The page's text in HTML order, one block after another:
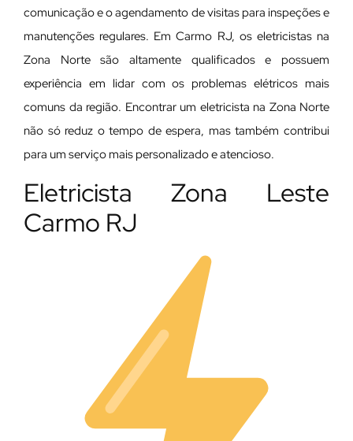
comunicação e o agendamento de visitas para inspeções e
manutenções regulares. Em Carmo RJ, os eletricistas na
Zona Norte são altamente qualificados e possuem
experiência em lidar com os problemas elétricos mais
comuns da região. Encontrar um eletricista na Zona Norte
não só reduz o tempo de espera, mas também contribui
para um serviço mais personalizado e atencioso.
Eletricista Zona Leste
Carmo RJ